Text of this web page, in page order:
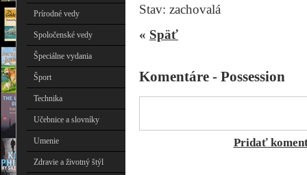
Prírodné vedy
Spoločenské vedy
Špeciálne vydania
Šport
Technika
Učebnice a slovníky
Umenie
Zdravie a životný štýl
Stav: zachovalá
« Späť
Komentáre - Possession
Pridať